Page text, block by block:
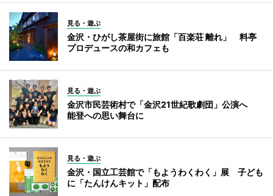
見る・遊ぶ
金沢・ひがし茶屋街に旅館「百楽荘 離れ」 料亭
プロデュースの和カフェも
見る・遊ぶ
金沢市民芸術村で「金沢21世紀歌劇団」公演へ
能登への思い舞台に
見る・遊ぶ
金沢・国立工芸館で「もようわくわく」展 子ども
に「たんけんキット」配布